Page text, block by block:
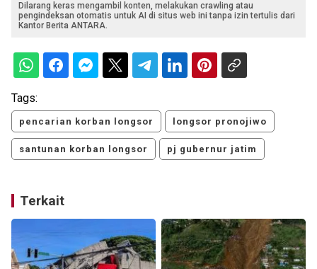
Dilarang keras mengambil konten, melakukan crawling atau
pengindeksan otomatis untuk AI di situs web ini tanpa izin tertulis dari
Kantor Berita ANTARA.
Tags:
pencarian korban longsor longsor pronojiwo
santunan korban longsor pj gubernur jatim
Terkait